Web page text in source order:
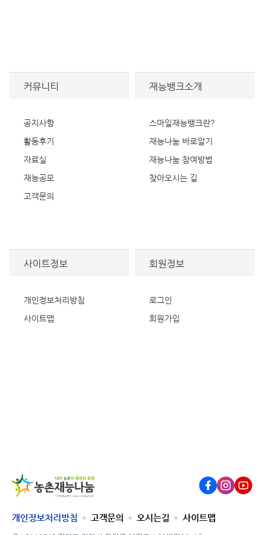
커뮤니티
공지사항
활동후기
자료실
재능공모
고객문의
재능뱅크소개
스마일재능뱅크란?
재능나눔 바로알기
재능나눔 참여방법
찾아오시는 길
사이트정보
개인정보처리방침
사이트맵
회원정보
로그인
회원가입
개인정보처리방침 고객문의 오시는길 사이트맵
FacebookInstagram